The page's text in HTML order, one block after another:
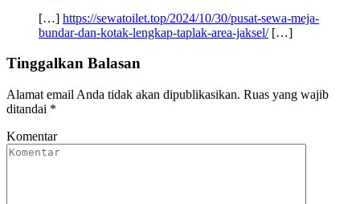
[…] https://sewatoilet.top/2024/10/30/pusat-sewa-meja-
bundar-dan-kotak-lengkap-taplak-area-jaksel/[…]
Tinggalkan Balasan
Alamat email Anda tidak akan dipublikasikan. Ruas yang wajib
ditandai *
Komentar